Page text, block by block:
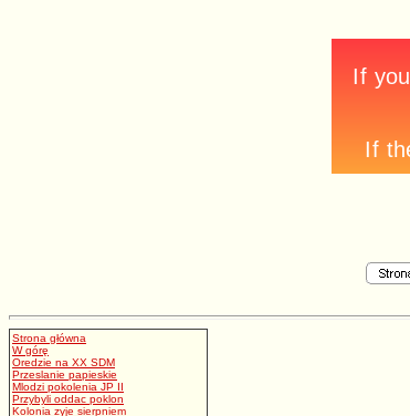
Strona główna
W górę
Oredzie na XX SDM
Przeslanie papieskie
Mlodzi pokolenia JP II
Przybyli oddac poklon
Kolonia zyje sierpniem